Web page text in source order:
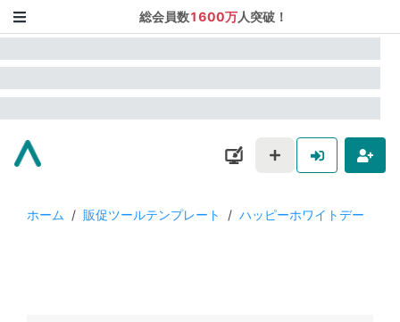
総会員数1600万人突破！
ホーム / 販促ツールテンプレート / ハッピーホワイトデー